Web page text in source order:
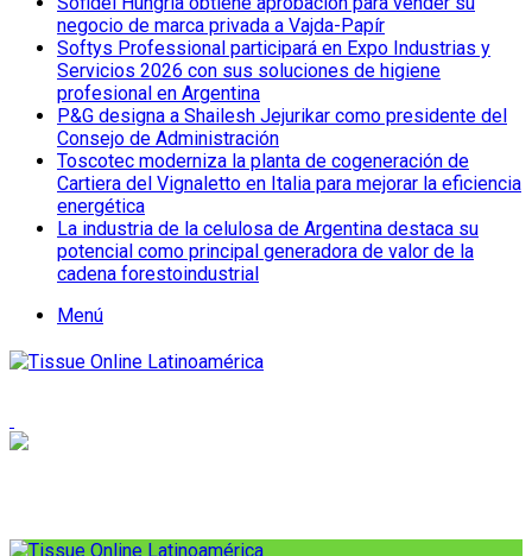
negocio de marca privada a Vajda-Papír
Softys Professional participará en Expo Industrias y
Servicios 2026 con sus soluciones de higiene
profesional en Argentina
P&G designa a Shailesh Jejurikar como presidente del
Consejo de Administración
Toscotec moderniza la planta de cogeneración de
Cartiera del Vignaletto en Italia para mejorar la eficiencia
energética
La industria de la celulosa de Argentina destaca su
potencial como principal generadora de valor de la
cadena forestoindustrial
Menú